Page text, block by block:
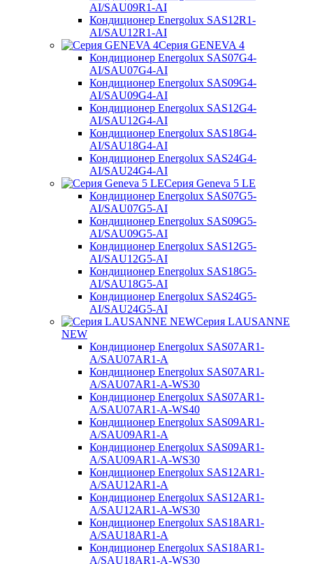
AI/SAU09R1-AI
Кондиционер Energolux SAS12R1-
AI/SAU12R1-AI
Серия GENEVA 4
Кондиционер Energolux SAS07G4-
AI/SAU07G4-AI
Кондиционер Energolux SAS09G4-
AI/SAU09G4-AI
Кондиционер Energolux SAS12G4-
AI/SAU12G4-AI
Кондиционер Energolux SAS18G4-
AI/SAU18G4-AI
Кондиционер Energolux SAS24G4-
AI/SAU24G4-AI
Серия Geneva 5 LE
Кондиционер Energolux SAS07G5-
AI/SAU07G5-AI
Кондиционер Energolux SAS09G5-
AI/SAU09G5-AI
Кондиционер Energolux SAS12G5-
AI/SAU12G5-AI
Кондиционер Energolux SAS18G5-
AI/SAU18G5-AI
Кондиционер Energolux SAS24G5-
AI/SAU24G5-AI
Серия LAUSANNE
NEW
Кондиционер Energolux SAS07AR1-
A/SAU07AR1-A
Кондиционер Energolux SAS07AR1-
A/SAU07AR1-A-WS30
Кондиционер Energolux SAS07AR1-
A/SAU07AR1-A-WS40
Кондиционер Energolux SAS09AR1-
A/SAU09AR1-A
Кондиционер Energolux SAS09AR1-
A/SAU09AR1-A-WS30
Кондиционер Energolux SAS12AR1-
A/SAU12AR1-A
Кондиционер Energolux SAS12AR1-
A/SAU12AR1-A-WS30
Кондиционер Energolux SAS18AR1-
A/SAU18AR1-A
Кондиционер Energolux SAS18AR1-
A/SAU18AR1-A-WS30